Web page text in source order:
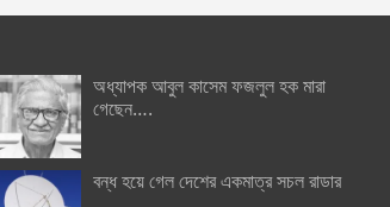
অধ্যাপক আবুল কাসেম ফজলুল হক মারা
গেছেন….
বন্ধ হয়ে গেল দেশের একমাত্র সচল রাডার